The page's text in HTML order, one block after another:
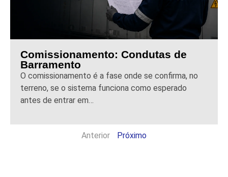
Comissionamento: Condutas de
Barramento
O comissionamento é a fase onde se confirma, no
terreno, se o sistema funciona como esperado
antes de entrar em…
Anterior Próximo